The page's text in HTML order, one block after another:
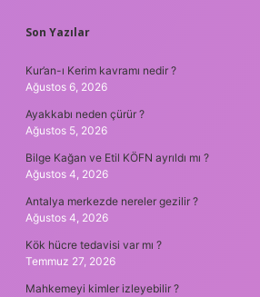
SIDEBAR
Son Yazılar
Kur’an-ı Kerim kavramı nedir ?
Ağustos 6, 2026
Ayakkabı neden çürür ?
Ağustos 5, 2026
Bilge Kağan ve Etil KÖFN ayrıldı mı ?
Ağustos 4, 2026
Antalya merkezde nereler gezilir ?
Ağustos 4, 2026
Kök hücre tedavisi var mı ?
Temmuz 27, 2026
Mahkemeyi kimler izleyebilir ?